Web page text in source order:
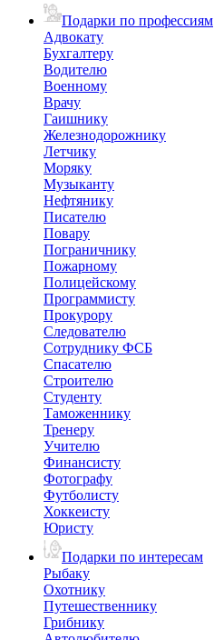
Подарки по профессиям
Адвокату
Бухгалтеру
Водителю
Военному
Врачу
Гаишнику
Железнодорожнику
Летчику
Моряку
Музыканту
Нефтянику
Писателю
Повару
Пограничнику
Пожарному
Полицейскому
Программисту
Прокурору
Следователю
Сотруднику ФСБ
Спасателю
Строителю
Студенту
Таможеннику
Тренеру
Учителю
Финансисту
Фотографу
Футболисту
Хоккеисту
Юристу
Подарки по интересам
Рыбаку
Охотнику
Путешественнику
Грибнику